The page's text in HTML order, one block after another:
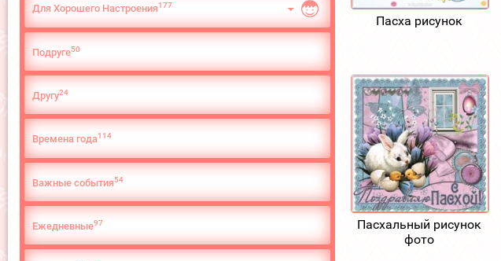
Для Хорошего Настроения177
Подруге50
Другу24
Времена года114
Важные события54
Ежедневные97
Пасха рисунок
Пасхальный рисунок
фото